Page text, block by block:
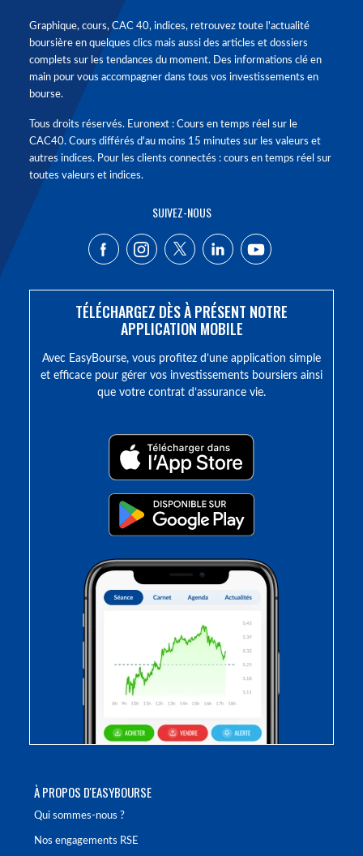
À PROPOS D'EASYBOURSE
Qui sommes-nous ?
Nos engagements RSE
Graphique, cours, CAC 40, indices, retrouvez toute l'actualité
boursière en quelques clics mais aussi des articles et dossiers
complets sur les tendances du moment. Des informations clé en
main pour vous accompagner dans tous vos investissements en
bourse.
Tous droits réservés. Euronext : Cours en temps réel sur le
CAC40. Cours différés d'au moins 15 minutes sur les valeurs et
autres indices. Pour les clients connectés : cours en temps réel sur
toutes valeurs et indices.
SUIVEZ-NOUS
TÉLÉCHARGEZ DÈS À PRÉSENT NOTRE
APPLICATION MOBILE
Avec EasyBourse, vous profitez d’une application simple
et efficace pour gérer vos investissements boursiers ainsi
que votre contrat d’assurance vie.